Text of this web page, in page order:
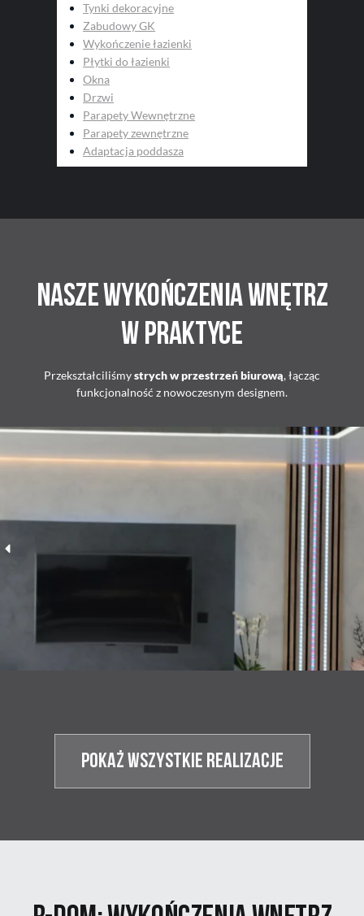
Tynki dekoracyjne
Zabudowy GK
Wykończenie łazienki
Płytki do łazienki
Okna
Drzwi
Parapety Wewnętrzne
Parapety zewnętrzne
Adaptacja poddasza
Nasze wykończenia wnętrz
w praktyce
Przekształciliśmystrych w przestrzeń biurową, łącząc
funkcjonalność z nowoczesnym designem.
POKAŻ WSZYSTKIE realizacje